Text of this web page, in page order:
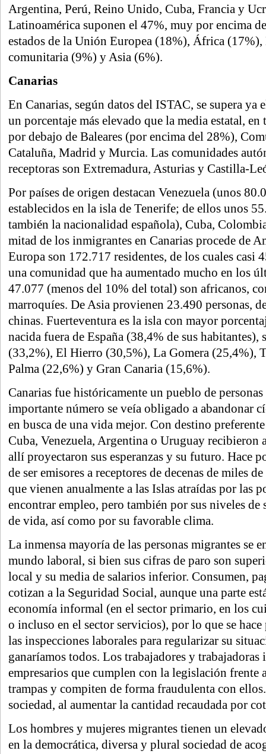
Argentina, Perú, Reino Unido, Cuba, Francia y
Latinoamérica suponen el 47%, muy por encima
estados de la Unión Europea (18%), África (17%),
comunitaria (9%) y Asia (6%).
Canarias
En Canarias, según datos del ISTAC, se supera
un porcentaje más elevado que la media estatal,
por debajo de Baleares (por encima del 28%),
Cataluña, Madrid y Murcia. Las comunidades
receptoras son Extremadura, Asturias y Castilla-
Por países de origen destacan Venezuela (unos
establecidos en la isla de Tenerife; de ellos unos
también la nacionalidad española), Cuba,
mitad de los inmigrantes en Canarias procede de
Europa son 172.717 residentes, de los cuales casi
una comunidad que ha aumentado mucho en los
47.077 (menos del 10% del total) son africanos,
marroquíes. De Asia provienen 23.490 personas,
chinas. Fuerteventura es la isla con mayor
nacida fuera de España (38,4% de sus habitantes),
(33,2%), El Hierro (30,5%), La Gomera (25,4%),
Palma (22,6%) y Gran Canaria (15,6%).
Canarias fue históricamente un pueblo de
importante número se veía obligado a abandonar
en busca de una vida mejor. Con destino
Cuba, Venezuela, Argentina o Uruguay recibieron
allí proyectaron sus esperanzas y su futuro. Hace
de ser emisores a receptores de decenas de miles
que vienen anualmente a las Islas atraídas por las
encontrar empleo, pero también por sus niveles de
de vida, así como por su favorable clima.
La inmensa mayoría de las personas migrantes se
mundo laboral, si bien sus cifras de paro son
local y su media de salarios inferior. Consumen,
cotizan a la Seguridad Social, aunque una parte
economía informal (en el sector primario, en los
o incluso en el sector servicios), por lo que se
las inspecciones laborales para regularizar su
ganaríamos todos. Los trabajadores y trabajadoras
empresarios que cumplen con la legislación frente
trampas y compiten de forma fraudulenta con
sociedad, al aumentar la cantidad recaudada por
Los hombres y mujeres migrantes tienen un
en la democrática, diversa y plural sociedad de